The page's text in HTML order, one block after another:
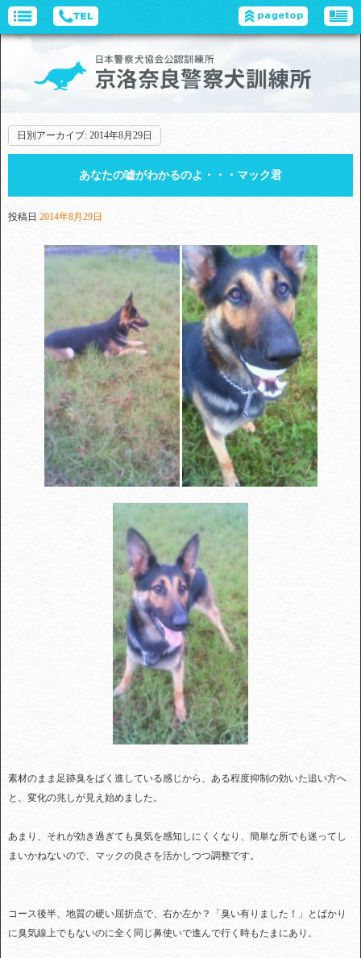
日別アーカイブ: 2014年8月29日
あなたの嘘がわかるのよ・・・マック君
投稿日 2014年8月29日
素材のまま足跡臭をばく進している感じから、ある程度抑制の効いた追い方へ
と、変化の兆しが見え始めました。
あまり、それが効き過ぎても臭気を感知しにくくなり、簡単な所でも迷ってし
まいかねないので、マックの良さを活かしつつ調整です。
コース後半、地質の硬い屈折点で、右か左か？「臭い有りました！」とばかり
に臭気線上でもないのに全く同じ鼻使いで進んで行く時もたまにあり。